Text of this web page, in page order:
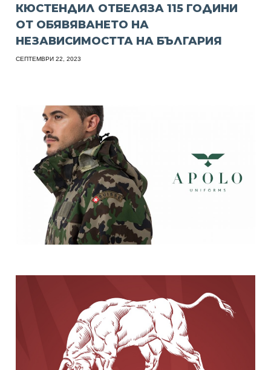
КЮСТЕНДИЛ ОТБЕЛЯЗА 115 ГОДИНИ
ОТ ОБЯВЯВАНЕТО НА
НЕЗАВИСИМОСТТА НА БЪЛГАРИЯ
СЕПТЕМВРИ 22, 2023